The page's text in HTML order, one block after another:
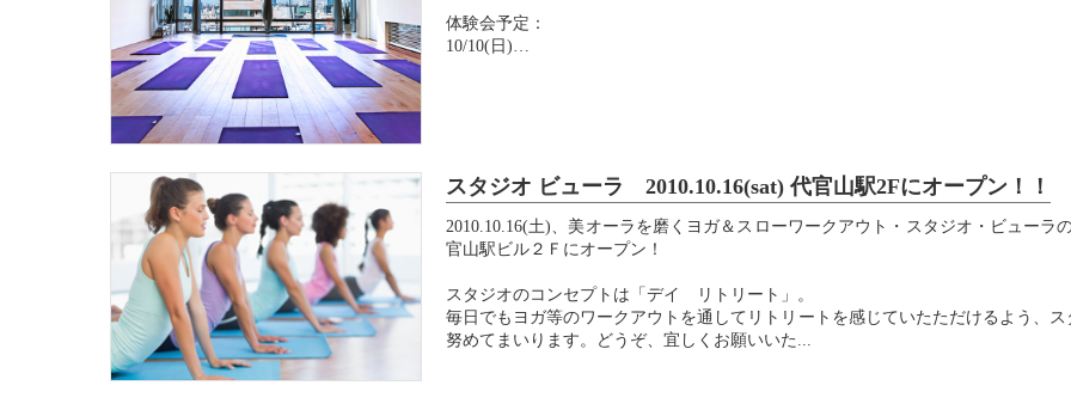
体験会予定：
10/10(日)
スタジオ ビューラ 2010.10.16(sat) 代官山駅2Fにオープン！！
2010.10.16(土)、美オーラを磨くヨガ＆スローワークアウト・スタジオ・ビューラ
官山駅ビル２Ｆにオープン！
スタジオのコンセプトは「デイ リトリート」。
毎日でもヨガ等のワークアウトを通してリトリートを感じていたただけるよう、ス
努めてまいります。どうぞ、宜しくお願いいた...